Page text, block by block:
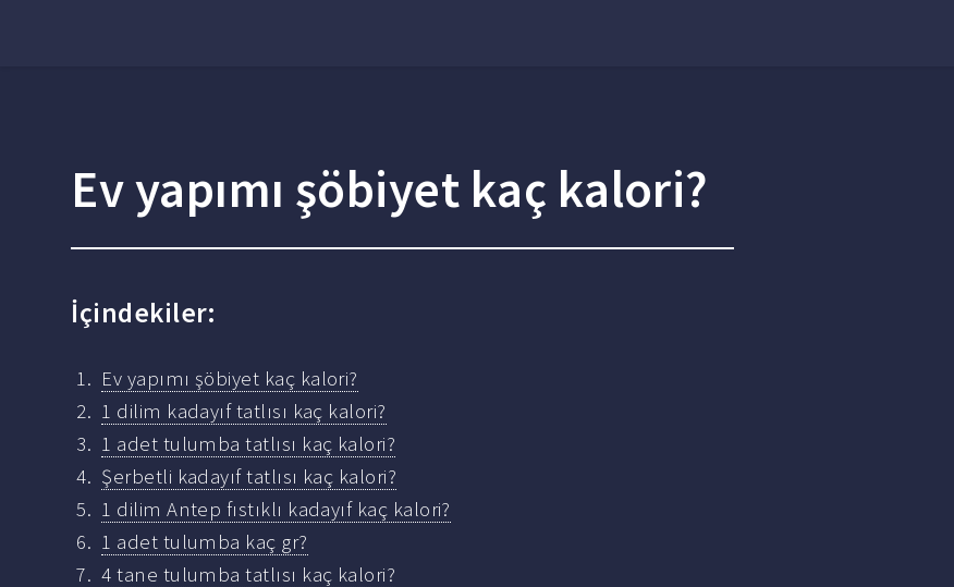
Ev yapımı şöbiyet kaç kalori?
İçindekiler:
Ev yapımı şöbiyet kaç kalori?
1 dilim kadayıf tatlısı kaç kalori?
1 adet tulumba tatlısı kaç kalori?
Şerbetli kadayıf tatlısı kaç kalori?
1 dilim Antep fıstıklı kadayıf kaç kalori?
1 adet tulumba kaç gr?
4 tane tulumba tatlısı kaç kalori?